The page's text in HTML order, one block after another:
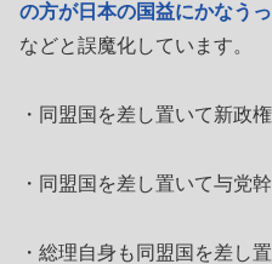
の方が日本の国益にかなう
などと誤魔化しています。
・同盟国を差し置いて新政
・同盟国を差し置いて与党
・総理自身も同盟国を差し